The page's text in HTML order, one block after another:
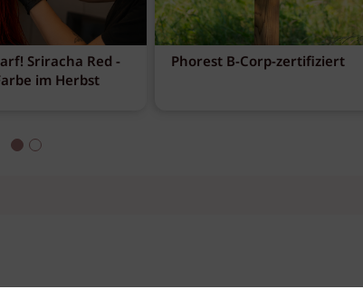
Sriracha Red -
im Herbst
Phorest B-Corp-zertifiziert